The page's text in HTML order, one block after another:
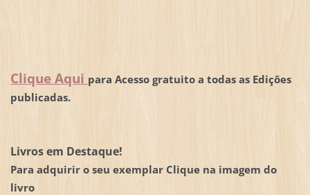
Clique Aqui para Acesso gratuito a todas as Edições
publicadas.
Livros em Destaque!
Para adquirir o seu exemplar Clique na imagem do
livro